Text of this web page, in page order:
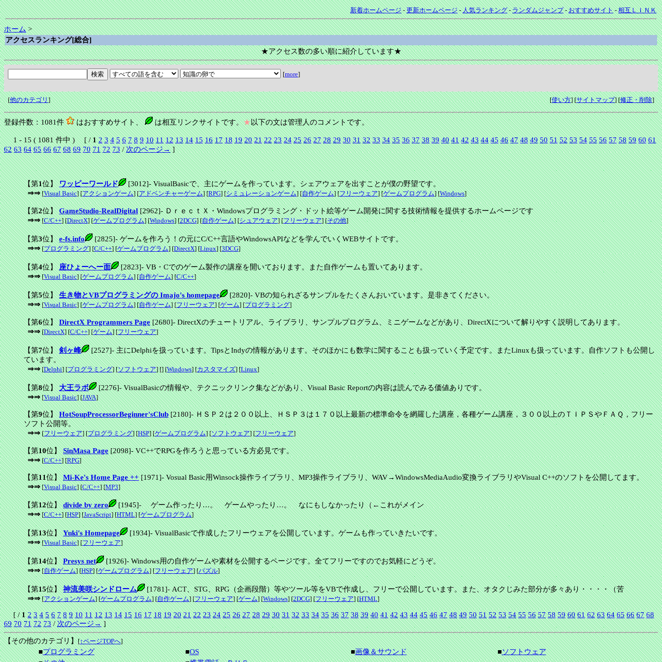
新着ホームページ-更新ホームページ-人気ランキング-ランダムジャンプ-おすすめサイト-相互ＬＩＮＫ
ホーム>
アクセスランキング[総合]
★アクセス数の多い順に紹介しています★
[more]
[他のカテゴリ] [使い方] [サイトマップ] [修正・削除]
登録件数：1081件 はおすすめサイト、 は相互リンクサイトです。★以下の文は管理人のコメントです。
1 - 15 ( 1081 件中 ) [ /1 2 3 4 5 6 7 8 9 10 11 12 13 14 15 16 17 18 19 20 21 22 23 24 25 26 27 28 29 30 31 32 33 34 35 36 37 38 39 40 41 42 43 44 45 46 47 48 49 50 51 52 53 54 55 56 57 58 59 60 61
62 63 64 65 66 67 68 69 70 71 72 73/次のページ→]
【第1位】ワッピーワールド [3012]-VisualBasicで、主にゲームを作っています。シェアウェアを出すことが僕の野望です。
⇒⇒[Visual Basic] [アクションゲーム] [アドベンチャーゲーム] [RPG] [シミュレーションゲーム] [自作ゲーム] [フリーウェア] [ゲームプログラム] [Windows]
【第2位】GameStudio-RealDigital[2962]-ＤｒｅｃｔＸ・Windowsプログラミング・ドット絵等ゲーム開発に関する技術情報を提供するホームページです
⇒⇒[C/C++] [DirectX] [ゲームプログラム] [Windows] [2DCG] [自作ゲーム] [シュアウェア] [フリーウェア] [その他]
【第3位】e-fs.info [2825]-ゲームを作ろう！の元にC/C++言語やWindowsAPIなどを学んでいくWEBサイトです。
⇒⇒[プログラミング] [C/C++] [ゲームプログラム] [DirectX] [Linux] [3DCG]
【第4位】座ひょーへー面 [2823]-VB・Cでのゲーム製作の講座を開いております。また自作ゲームも置いてあります。
⇒⇒[Visual Basic] [ゲームプログラム] [自作ゲーム] [C/C++]
【第5位】生き物とVBプログラミングの Imajo's homepage [2820]-VBの知られざるサンプルをたくさんおいています。是非きてください。
⇒⇒[Visual Basic] [ゲームプログラム] [自作ゲーム] [フリーウェア] [ゲーム] [プログラミング]
【第6位】DirectX Programmers Page[2680]-DirectXのチュートリアル、ライブラリ、サンプルプログラム、ミニゲームなどがあり、DirectXについて解りやすく説明してあります。
⇒⇒[DirectX] [C/C++] [ゲーム] [フリーウェア]
【第7位】剣ヶ峰 [2527]-主にDelphiを扱っています。TipsとIndyの情報があります。そのほかにも数学に関することも扱っていく予定です。またLinuxも扱っています。自作ソフトも公開し
ています。
⇒⇒[Delphi] [プログラミング] [ソフトウェア] [] [Windows] [カスタマイズ] [Linux]
【第8位】大王ラボ [2276]-VisualBasicの情報や、テクニックリンク集などがあり、Visual Basic Reportの内容は読んでみる価値ありです。
⇒⇒[Visual Basic] [JAVA]
【第9位】HotSoupProcessorBeginner'sClub[2180]-ＨＳＰ２は２００以上、ＨＳＰ３は１７０以上最新の標準命令を網羅した講座，各種ゲーム講座，３００以上のＴＩＰＳやＦＡＱ，フリー
ソフト公開等。
⇒⇒[フリーウェア] [プログラミング] [HSP] [ゲームプログラム] [ソフトウェア] [フリーウェア]
【第10位】SinMasa Page[2098]-VC++でRPGを作ろうと思っている方必見です。
⇒⇒[C/C++] [RPG]
【第11位】Mi-Ke's Home Page ++[1971]-Vosual Basic用Winsock操作ライブラリ、MP3操作ライブラリ、WAV→WindowsMediaAudio変換ライブラリやVisual C++のソフトを公開してます。
⇒⇒[Visual Basic] [C/C++] [MP3]
【第12位】divide by zero [1945]-ゲーム作ったり…。 ゲームやったり…。 なにもしなかったり（←これがメイン
⇒⇒[C/C++] [HSP] [JavaScript] [HTML] [ゲームプログラム]
【第13位】Yuki's Homepage [1934]-VisualBasicで作成したフリーウェアを公開しています。ゲームも作っていきたいです。
⇒⇒[Visual Basic] [フリーウェア]
【第14位】Presys net [1926]-Windows用の自作ゲームや素材を公開するページです。全てフリーですのでお気軽にどうぞ。
⇒⇒[自作ゲーム] [HSP] [ゲームプログラム] [フリーウェア] [パズル]
【第15位】神流美咲シンドローム [1781]-ACT、STG、RPG（企画段階）等やツール等をVBで作成し、フリーで公開しています。また、オタクじみた部分が多々あり・・・・（苦
⇒⇒[アクションゲーム] [ゲームプログラム] [自作ゲーム] [フリーウェア] [ゲーム] [Windows] [2DCG] [フリーウェア] [HTML]
[ /1 2 3 4 5 6 7 8 9 10 11 12 13 14 15 16 17 18 19 20 21 22 23 24 25 26 27 28 29 30 31 32 33 34 35 36 37 38 39 40 41 42 43 44 45 46 47 48 49 50 51 52 53 54 55 56 57 58 59 60 61 62 63 64 65 66 67 68
69 70 71 72 73/次のページ→]
【その他のカテゴリ】[↑ページTOPへ]
■プログラミング ■OS ■画像＆サウンド ■ソフトウェア